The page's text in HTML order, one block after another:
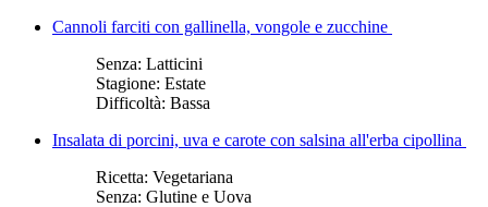
Cannoli farciti con gallinella, vongole e zucchine
Senza: Latticini
Stagione: Estate
Difficoltà: Bassa
Insalata di porcini, uva e carote con salsina all'erba cipollina
Ricetta: Vegetariana
Senza: Glutine e Uova